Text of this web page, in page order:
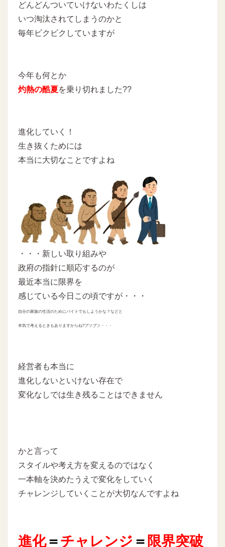
どんどんついていけないわたくしは
いつ淘汰されてしまうのかと
毎年ビクビクしていますが
今年も何とか
灼熱の酷夏を乗り切れました??
進化していく！
生き抜くためには
本当に大切なことですよね
・・・新しい取り組みや
政府の指針に順応するのが
最近本当に限界を
感じている今日この頃ですが・・・
自分の家族の生活のためにバイトでもしようかな？などと
本気で考えるときもありますからね?ブツブツ・・・
経営者も本当に
進化しないといけない存在で
変化なしでは生き残ることはできません
かと言って
スタイルや考え方を変えるのではなく
一本軸を決めたうえで変化をしていく
チャレンジしていくことが大切なんですよね
進化＝チャレンジ ＝ 限界突破